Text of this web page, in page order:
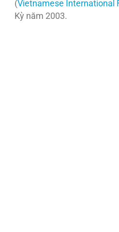
(Vietnamese International
Kỳ năm 2003.